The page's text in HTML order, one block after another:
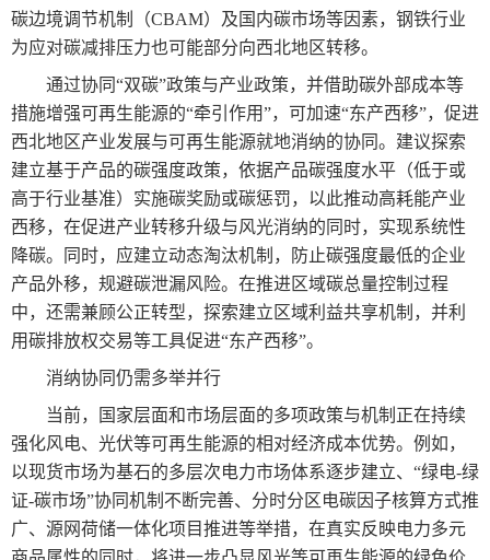
碳边境调节机制（CBAM）及国内碳市场等因素，钢铁行业
为应对碳减排压力也可能部分向西北地区转移。
通过协同“双碳”政策与产业政策，并借助碳外部成本等
措施增强可再生能源的“牵引作用”，可加速“东产西移”，促进
西北地区产业发展与可再生能源就地消纳的协同。建议探索
建立基于产品的碳强度政策，依据产品碳强度水平（低于或
高于行业基准）实施碳奖励或碳惩罚，以此推动高耗能产业
西移，在促进产业转移升级与风光消纳的同时，实现系统性
降碳。同时，应建立动态淘汰机制，防止碳强度最低的企业
产品外移，规避碳泄漏风险。在推进区域碳总量控制过程
中，还需兼顾公正转型，探索建立区域利益共享机制，并利
用碳排放权交易等工具促进“东产西移”。
消纳协同仍需多举并行
当前，国家层面和市场层面的多项政策与机制正在持续
强化风电、光伏等可再生能源的相对经济成本优势。例如，
以现货市场为基石的多层次电力市场体系逐步建立、“绿电-绿
证-碳市场”协同机制不断完善、分时分区电碳因子核算方式推
广、源网荷储一体化项目推进等举措，在真实反映电力多元